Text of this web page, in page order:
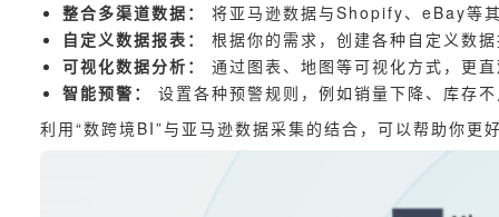
整合多渠道数据：
将亚马逊数据与Shopify、eBay等
自定义数据报表：
根据你的需求，创建各种自定义数
可视化数据分析：
通过图表、地图等可视化方式，更
智能预警：
设置各种预警规则，例如销量下降、库存
利用“数跨境BI”与亚马逊数据采集的结合，可以帮助你